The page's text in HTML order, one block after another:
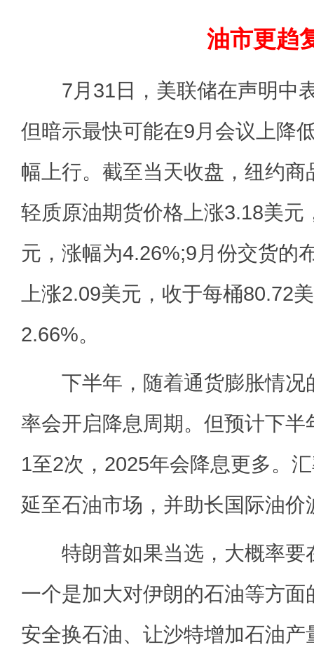
油市更趋
7月31日，美联储在声明中
但暗示最快可能在9月会议上降
幅上行。截至当天收盘，纽约商
轻质原油期货价格上涨3.18美元
元，涨幅为4.26%;9月份交货的
上涨2.09美元，收于每桶80.72
2.66%。
下半年，随着通货膨胀情况
率会开启降息周期。但预计下半
1至2次，2025年会降息更多。
延至石油市场，并助长国际油价
特朗普如果当选，大概率要
一个是加大对伊朗的石油等方
安全换石油、让沙特增加石油